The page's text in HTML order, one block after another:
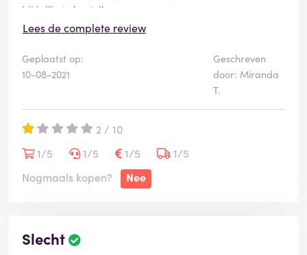
bij jullie te bestellen
Lees de complete review
Geplaatst op:
10-08-2021
Geschreven
door: Miranda
T.
2 / 10
1/5
1/5 1/5
1/5
Nogmaals kopen?
Nee
Slecht